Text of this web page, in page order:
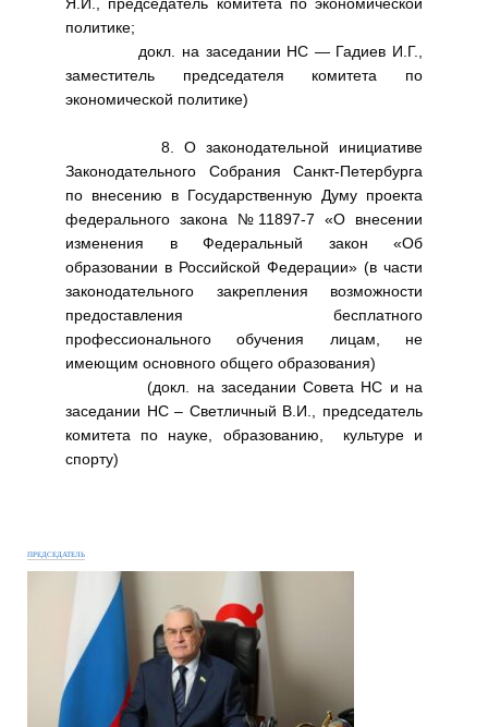
политике;
докл. на заседании НС — Гадиев И.Г.,
заместитель председателя комитета по
экономической политике)
8. О законодательной инициативе
Законодательного Собрания Санкт-Петербурга
по внесению в Государственную Думу проекта
федерального закона №11897-7 «О внесении
изменения в Федеральный закон «Об
образовании в Российской Федерации» (в части
законодательного закрепления возможности
предоставления бесплатного
профессионального обучения лицам, не
имеющим основного общего образования)
(докл. на заседании Совета НС и на
заседании НС – Светличный В.И., председатель
комитета по науке, образованию, культуре и
спорту)
ПРЕДСЕДАТЕЛЬ